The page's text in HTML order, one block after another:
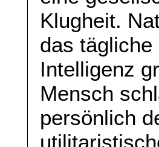
Klugheit.
das
Intelligenz
Mensch
persönlich